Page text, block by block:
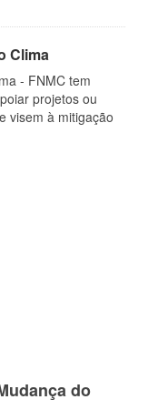
Clima
- FNMC tem
projetos ou
visem à mitigação
do